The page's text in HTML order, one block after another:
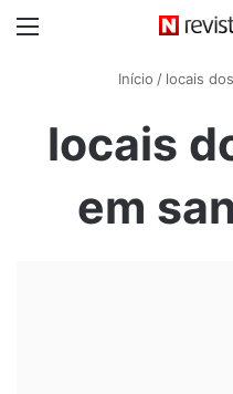
Início / locais
locais
em